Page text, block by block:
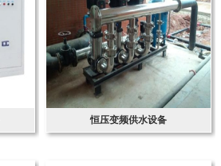
恒压变频供水设备